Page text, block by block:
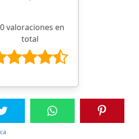
valoraciones en
total